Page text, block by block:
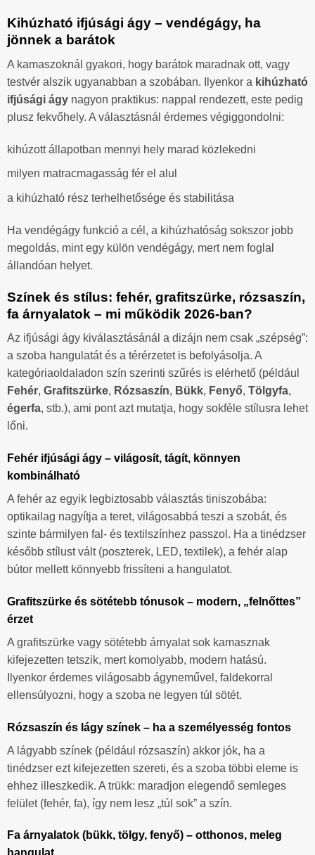
Kihúzható ifjúsági ágy – vendégágy, ha
jönnek a barátok
A kamaszoknál gyakori, hogy barátok maradnak ott, vagy
testvér alszik ugyanabban a szobában. Ilyenkor a kihúzható
ifjúsági ágy nagyon praktikus: nappal rendezett, este pedig
plusz fekvőhely. A választásnál érdemes végiggondolni:
kihúzott állapotban mennyi hely marad közlekedni
milyen matracmagasság fér el alul
a kihúzható rész terhelhetősége és stabilitása
Ha vendégágy funkció a cél, a kihúzhatóság sokszor jobb
megoldás, mint egy külön vendégágy, mert nem foglal
állandóan helyet.
Színek és stílus: fehér, grafitszürke, rózsaszín,
fa árnyalatok – mi működik 2026-ban?
Az ifjúsági ágy kiválasztásánál a dizájn nem csak „szépség”:
a szoba hangulatát és a térérzetet is befolyásolja. A
kategóriaoldaladon szín szerinti szűrés is elérhető (például
Fehér, Grafitszürke, Rózsaszín, Bükk, Fenyő, Tölgyfa,
égerfa, stb.), ami pont azt mutatja, hogy sokféle stílusra lehet
lőni.
Fehér ifjúsági ágy – világosít, tágít, könnyen
kombinálható
A fehér az egyik legbiztosabb választás tiniszobába:
optikailag nagyítja a teret, világosabbá teszi a szobát, és
szinte bármilyen fal- és textilszínhez passzol. Ha a tinédzser
később stílust vált (poszterek, LED, textilek), a fehér alap
bútor mellett könnyebb frissíteni a hangulatot.
Grafitszürke és sötétebb tónusok – modern, „felnőttes”
érzet
A grafitszürke vagy sötétebb árnyalat sok kamasznak
kifejezetten tetszik, mert komolyabb, modern hatású.
Ilyenkor érdemes világosabb ágyneművel, faldekorral
ellensúlyozni, hogy a szoba ne legyen túl sötét.
Rózsaszín és lágy színek – ha a személyesség fontos
A lágyabb színek (például rózsaszín) akkor jók, ha a
tinédzser ezt kifejezetten szereti, és a szoba többi eleme is
ehhez illeszkedik. A trükk: maradjon elegendő semleges
felület (fehér, fa), így nem lesz „túl sok” a szín.
Fa árnyalatok (bükk, tölgy, fenyő) – otthonos, meleg